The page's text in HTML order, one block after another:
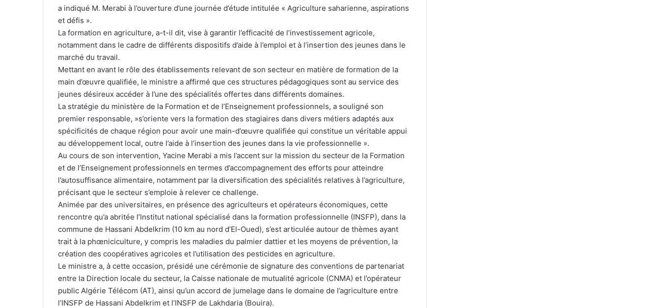
a indiqué M. Merabi à l’ouverture d’une journée d’étude intitulée « Agriculture saharienne, aspirations
et défis ».
La formation en agriculture, a-t-il dit, vise à garantir l’efficacité de l’investissement agricole,
notamment dans le cadre de différents dispositifs d’aide à l’emploi et à l’insertion des jeunes dans le
marché du travail.
Mettant en avant le rôle des établissements relevant de son secteur en matière de formation de la
main d’œuvre qualifiée, le ministre a affirmé que ces structures pédagogiques sont au service des
jeunes désireux accéder à l’une des spécialités offertes dans différents domaines.
La stratégie du ministère de la Formation et de l’Enseignement professionnels, a souligné son
premier responsable, »s’oriente vers la formation des stagiaires dans divers métiers adaptés aux
spécificités de chaque région pour avoir une main-d’œuvre qualifiée qui constitue un véritable appui
au développement local, outre l’aide à l’insertion des jeunes dans la vie professionnelle ».
Au cours de son intervention, Yacine Merabi a mis l’accent sur la mission du secteur de la Formation
et de l’Enseignement professionnels en termes d’accompagnement des efforts pour atteindre
l’autosuffisance alimentaire, notamment par la diversification des spécialités relatives à l’agriculture,
précisant que le secteur s’emploie à relever ce challenge.
Animée par des universitaires, en présence des agriculteurs et opérateurs économiques, cette
rencontre qu’a abritée l’Institut national spécialisé dans la formation professionnelle (INSFP), dans la
commune de Hassani Abdelkrim (10 km au nord d’El-Oued), s’est articulée autour de thèmes ayant
trait à la phœniciculture, y compris les maladies du palmier dattier et les moyens de prévention, la
création des coopératives agricoles et l’utilisation des pesticides en agriculture.
Le ministre a, à cette occasion, présidé une cérémonie de signature des conventions de partenariat
entre la Direction locale du secteur, la Caisse nationale de mutualité agricole (CNMA) et l’opérateur
public Algérie Télécom (AT), ainsi qu’un accord de jumelage dans le domaine de l’agriculture entre
l’INSFP de Hassani Abdelkrim et l’INSFP de Lakhdaria (Bouira).
Tissemsilt : plus de 15.500 têtes
d’ovins vaccinés contre la clavelée